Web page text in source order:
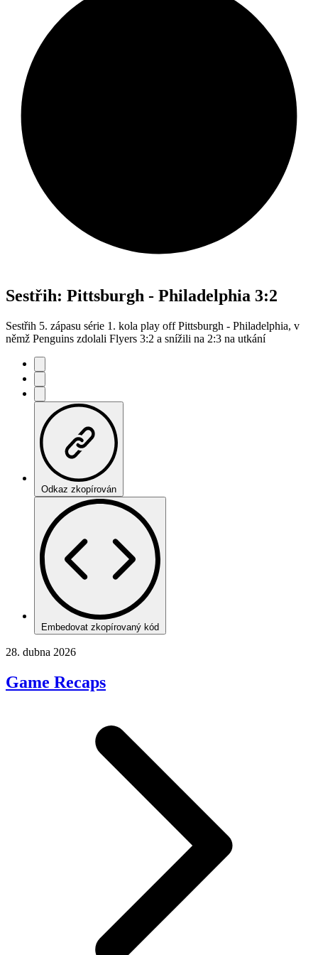
Sestřih: Pittsburgh - Philadelphia 3:2
Sestřih 5. zápasu série 1. kola play off Pittsburgh - Philadelphia, v
němž Penguins zdolali Flyers 3:2 a snížili na 2:3 na utkání
Odkaz zkopírován
Embedovat zkopírovaný kód
28. dubna 2026
Game Recaps